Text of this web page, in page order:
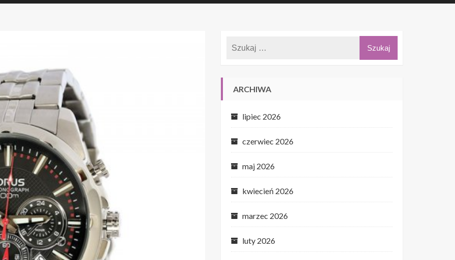
ARCHIWA
lipiec 2026
czerwiec 2026
maj 2026
kwiecień 2026
marzec 2026
luty 2026